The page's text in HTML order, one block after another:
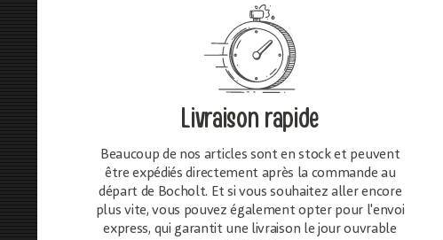
Livraison rapide
Beaucoup de nos articles sont en stock et peuvent
être expédiés directement après la commande au
départ de Bocholt. Et si vous souhaitez aller encore
plus vite, vous pouvez également opter pour l'envoi
express, qui garantit une livraison le jour ouvrable